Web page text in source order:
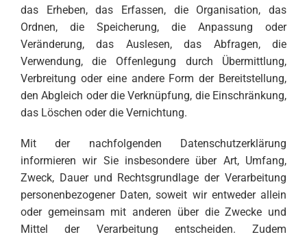
das Erheben, das Erfassen, die Organisation, das
Ordnen, die Speicherung, die Anpassung oder
Veränderung, das Auslesen, das Abfragen, die
Verwendung, die Offenlegung durch Übermittlung,
Verbreitung oder eine andere Form der Bereitstellung,
den Abgleich oder die Verknüpfung, die Einschränkung,
das Löschen oder die Vernichtung.
Mit der nachfolgenden Datenschutzerklärung
informieren wir Sie insbesondere über Art, Umfang,
Zweck, Dauer und Rechtsgrundlage der Verarbeitung
personenbezogener Daten, soweit wir entweder allein
oder gemeinsam mit anderen über die Zwecke und
Mittel der Verarbeitung entscheiden. Zudem